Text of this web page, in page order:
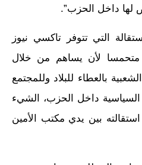
لها داخل الحزب”.
التي تتوفر تاكسي نيوز
متحمسا لأن يساهم من خلال
بالعطاء للبلاد وللمجتمع
السياسية داخل الحزب، الشيء
بين يدي مكتب الأمين